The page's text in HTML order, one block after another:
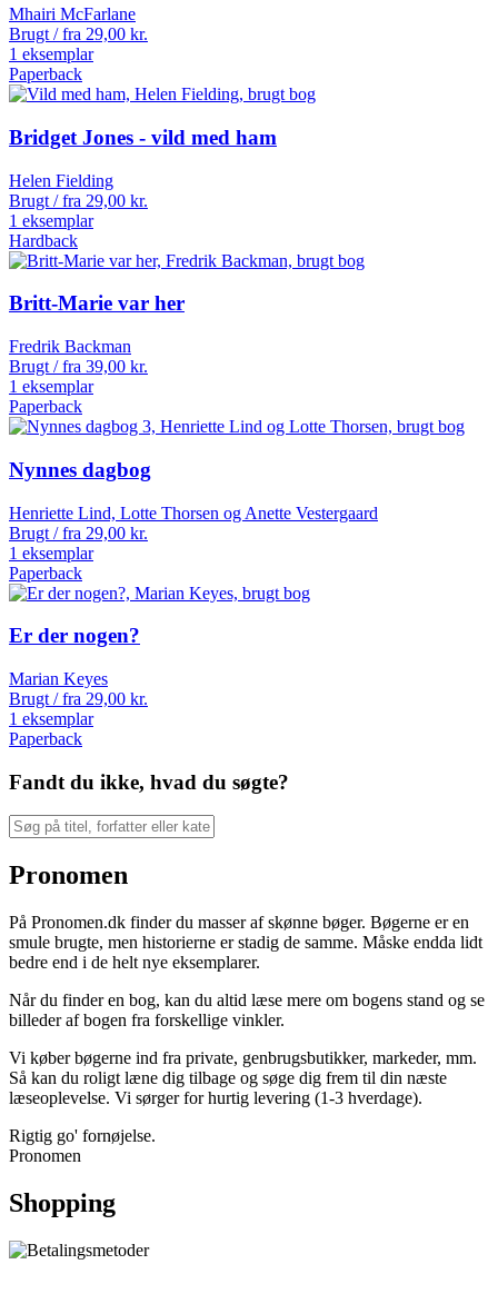
Mhairi McFarlane
Brugt / fra 29,00 kr.
1 eksemplar
Paperback
Bridget Jones - vild med ham
Helen Fielding
Brugt / fra 29,00 kr.
1 eksemplar
Hardback
Britt-Marie var her
Fredrik Backman
Brugt / fra 39,00 kr.
1 eksemplar
Paperback
Nynnes dagbog
Henriette Lind, Lotte Thorsen og Anette Vestergaard
Brugt / fra 29,00 kr.
1 eksemplar
Paperback
Er der nogen?
Marian Keyes
Brugt / fra 29,00 kr.
1 eksemplar
Paperback
Fandt du ikke, hvad du søgte?
Pronomen
På Pronomen.dk finder du masser af skønne bøger. Bøgerne er en
smule brugte, men historierne er stadig de samme. Måske endda lidt
bedre end i de helt nye eksemplarer.
Når du finder en bog, kan du altid læse mere om bogens stand og se
billeder af bogen fra forskellige vinkler.
Vi køber bøgerne ind fra private, genbrugsbutikker, markeder, mm.
Så kan du roligt læne dig tilbage og søge dig frem til din næste
læseoplevelse. Vi sørger for hurtig levering (1-3 hverdage).
Rigtig go' fornøjelse.
Pronomen
Shopping